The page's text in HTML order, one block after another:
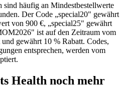
sind häufig an Mindestbestellwerte
Der Code „special20" gewährt
von 900 €, „special25" gewährt
ist auf den Zeitraum vom
gewährt 10 % Rabatt. Codes,
entsprechen, werden vom
Health noch mehr